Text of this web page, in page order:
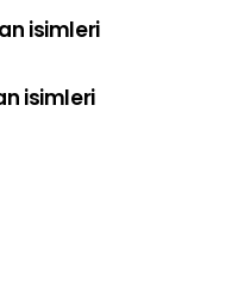
isimleri
isimleri